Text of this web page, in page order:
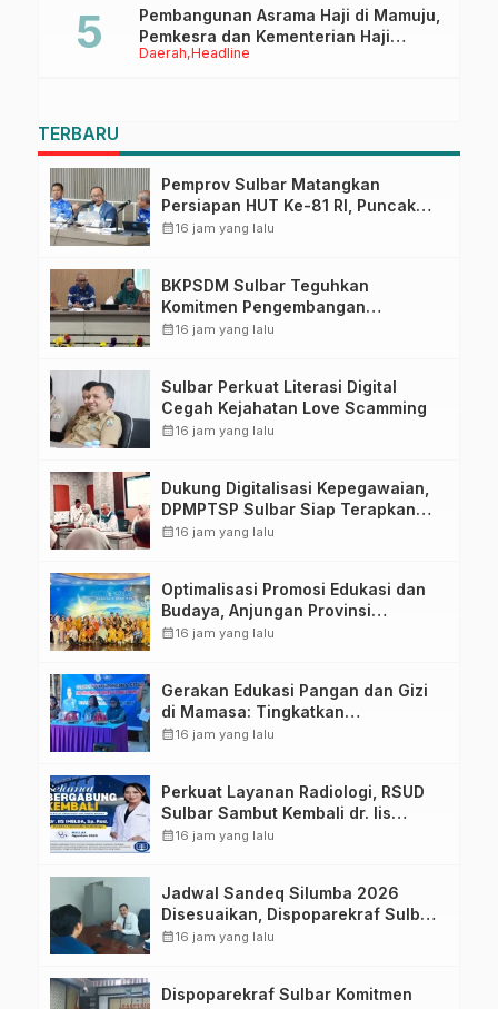
Daerah Headline
Pembangunan Asrama Haji di Mamuju,
Pemkesra dan Kementerian Haji
Sulbar Tinjau Lokasi
TERBARU
Pemprov Sulbar Matangkan
Persiapan HUT Ke-81 RI, Puncak
Upacara di Lapangan Ahmad
calendar_month16 jam yang lalu
BKPSDM Sulbar Teguhkan
Komitmen Pengembangan
Kompetensi ASN melalui
calendar_month16 jam yang lalu
Sulbar Perkuat Literasi Digital
Cegah Kejahatan Love Scamming
calendar_month16 jam yang lalu
Dukung Digitalisasi Kepegawaian,
DPMPTSP Sulbar Siap Terapkan
Aplikasi FLEKSI ASN
calendar_month16 jam yang lalu
Optimalisasi Promosi Edukasi dan
Budaya, Anjungan Provinsi
Sulawesi Barat Perkuat Kolaborasi
calendar_month16 jam yang lalu
Gerakan Edukasi Pangan dan Gizi
di Mamasa: Tingkatkan
Pengetahuan dan Keterampilan
calendar_month16 jam yang lalu
Perkuat Layanan Radiologi, RSUD
Sulbar Sambut Kembali dr. Iis
Imelda, Sp.Rad
calendar_month16 jam yang lalu
Jadwal Sandeq Silumba 2026
Disesuaikan, Dispoparekraf Sulbar
Pastikan Persiapan Tetap
calendar_month16 jam yang lalu
Dispoparekraf Sulbar Komitmen